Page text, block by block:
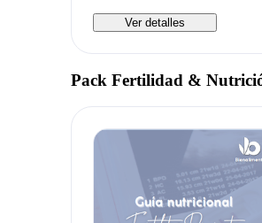
Ver detalles
Pack Fertilidad &